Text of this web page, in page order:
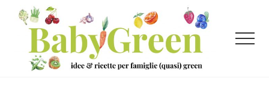
Menu
Passa
contenuto
principale
Passa
Menu